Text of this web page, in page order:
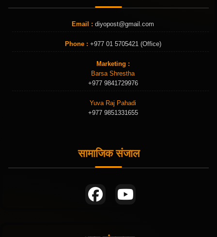
Email : diyopost@gmail.com
Phone : +977 01 5705421 (Office)
Marketing :
Barsa Shrestha
+977 9841729976
Yuva Raj Pahadi
+977 9851331655
सामाजिक संजाल